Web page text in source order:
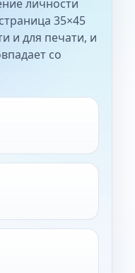
личности
35×45
и для печати, и
со